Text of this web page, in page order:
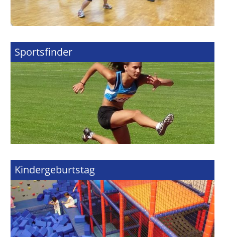
Sportsfinder
Kindergeburtstag